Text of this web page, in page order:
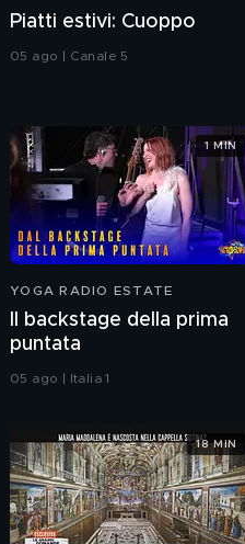
Piatti estivi: Cuoppo
05 ago | Canale 5
YOGA RADIO ESTATE
Il backstage della prima
puntata
05 ago | Italia 1
1 MIN
18 MIN